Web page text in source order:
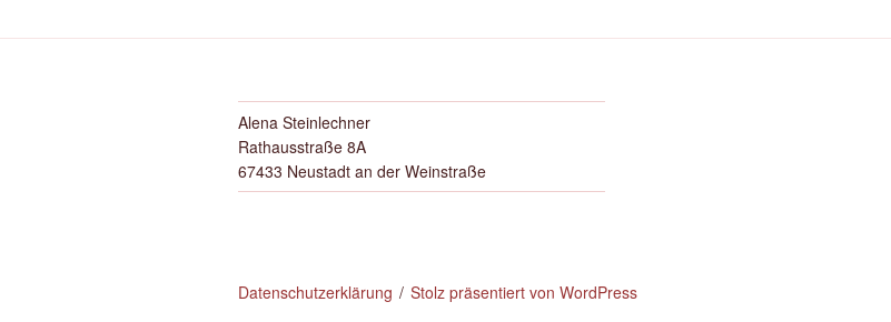
Alena Steinlechner
Rathausstraße 8A
67433 Neustadt an der Weinstraße
Datenschutzerklärung Stolz präsentiert von WordPress